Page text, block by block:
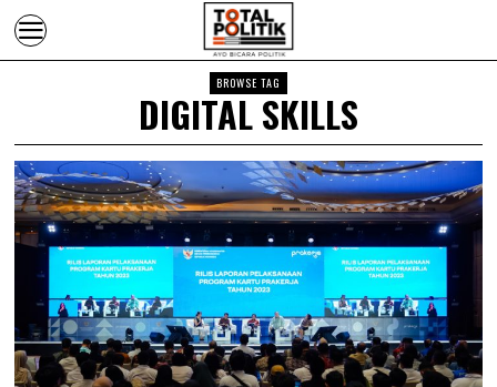
BROWSE TAG
DIGITAL SKILLS